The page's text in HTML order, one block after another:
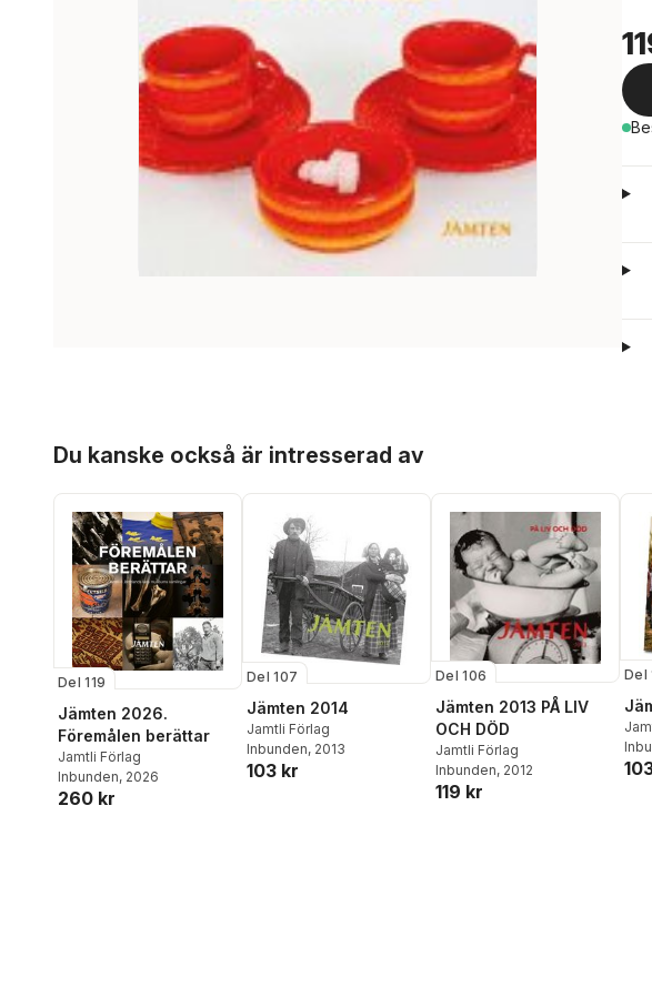
Du kanske också är intresserad av
Del 119
Jämten 2026.
Föremålen berättar
Jamtli Förlag
Inbunden, 2026
260 kr
Del 107
Jämten 2014
Jamtli Förlag
Inbunden, 2013
103 kr
Del 106
Jämten 2013 PÅ LIV
OCH DÖD
Jamtli Förlag
Inbunden, 2012
119 kr
Del